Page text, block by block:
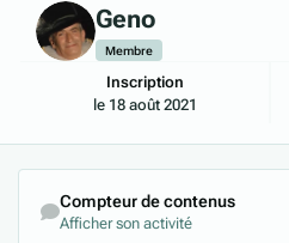
Geno
Membre
Inscription
le 18 août 2021
Compteur de contenus
Afficher son activité